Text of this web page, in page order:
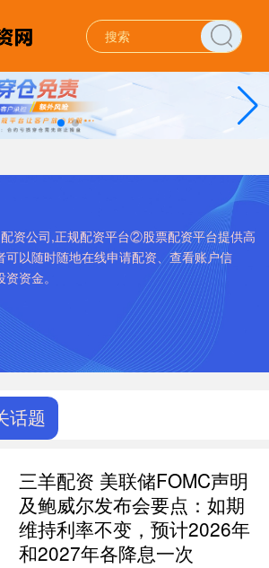
资公司,正规配资平台②股票配资平台提供高
可以随时随地在线申请配资、查看账户信
资金。
话题
三羊配资 美联储FOMC声明
及鲍威尔发布会要点：如期
维持利率不变，预计2026年
和2027年各降息一次